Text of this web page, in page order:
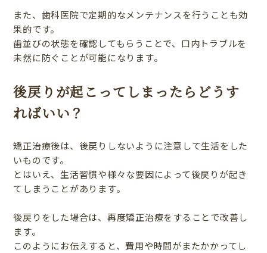
また、歯科医院で定期的なメンテナンスを行うことも効
果的です。
歯並びの状態を確認してもらうことで、口内トラブルを
未然に防ぐことが可能になります。
後戻りが起こってしまったらどうす
ればいい？
矯正治療後は、後戻りしないように注意して生活をした
いものです。
とはいえ、生活習慣や様々な要因によって後戻りが起き
てしまうことがあります。
後戻りをした場合は、再度矯正治療をすることで改善し
ます。
このようにお伝えすると、費用や時間がまたかかってし